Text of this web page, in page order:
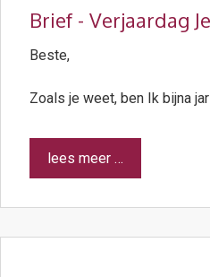
Brief - Verjaardag
Beste,
Zoals je weet, ben Ik bijna
lees meer …